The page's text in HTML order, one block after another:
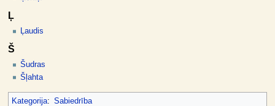
Ļ
Ļaudis
Š
Šudras
Šļahta
Kategorija: Sabiedrība